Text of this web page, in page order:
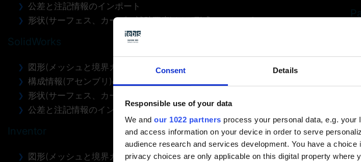
Consent Details
Responsible use of your data
We and our 1022 partners process your personal data, e.g.
and access information on your device in order to serve
audience research and services development. You have a
privacy choices are only applicable on this digital property where
公差と注記情報のインポート
形状(サーフェス、カーブ、補助要素)をNX形式でエクスポート
SolidWorks
図形(メッシュと境界カーブ)のインポート
構成情報(アセンブリ)のインポート
形状(サーフェス、カーブ、補助要素)のインポート
公差と注記情報のインポート
Inventor
図形(メッシュと境界カーブ)のインポート